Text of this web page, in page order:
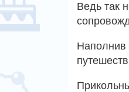
Ведь так
Наполнив